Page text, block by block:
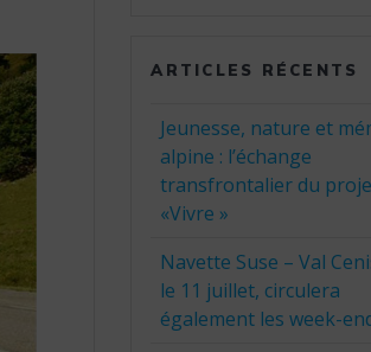
ARTICLES RÉCENTS
Jeunesse, nature et
alpine : l’échange
transfrontalier du
«Vivre »
Navette Suse – Val
le 11 juillet, circulera
également les week-